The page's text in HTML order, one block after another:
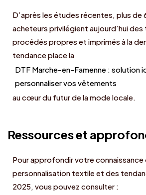
D’après les études récentes, plus de
acheteurs privilégient aujourd’hui
procédés propres et imprimés à la
tendance place la
DTF Marche-en-Famenne : solution
personnaliser vos vêtements
au cœur du futur de la mode locale.
Ressources et
Pour approfondir votre connaissance
personnalisation textile et des
2025, vous pouvez consulter :